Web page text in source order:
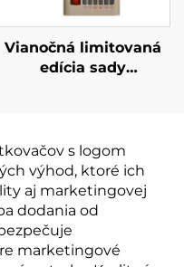
Vianočná limitovaná
edícia sady
s logom
výhod, ktoré ich
aj marketingovej
dodania od
marketingové